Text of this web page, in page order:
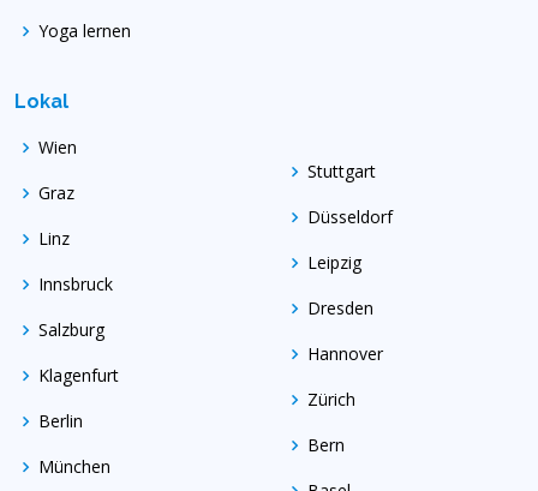
Yoga lernen
Lokal
Wien
Graz
Linz
Innsbruck
Salzburg
Klagenfurt
Berlin
München
Stuttgart
Düsseldorf
Leipzig
Dresden
Hannover
Zürich
Bern